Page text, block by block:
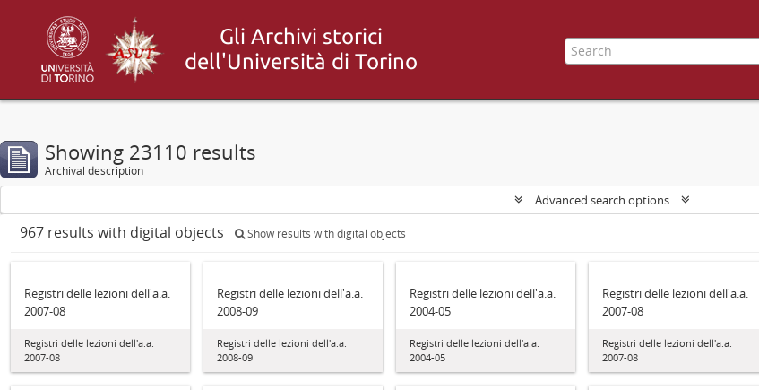
Showing 23110 results
Archival description
Advanced search options
967 results with digital objects Show results with digital objects
Registri delle lezioni dell'a.a.
2007-08
Registri delle lezioni dell'a.a.
2007-08
Registri delle lezioni dell'a.a.
2008-09
Registri delle lezioni dell'a.a.
2008-09
Registri delle lezioni dell'a.a.
2004-05
Registri delle lezioni dell'a.a.
2004-05
Registri delle lezioni dell'a.a.
2007-08
Registri delle lezioni dell'a.a.
2007-08